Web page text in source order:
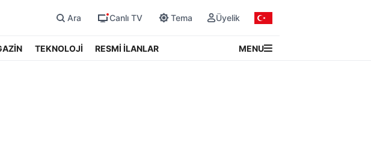
Ara Canlı TV Tema Üyelik
TEKNOLOJİ RESMİ İLANLAR MENU